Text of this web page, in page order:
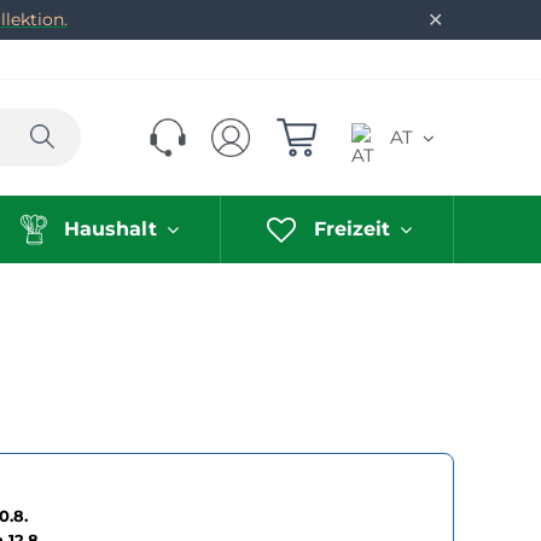
✕
Suchen AT
Haushalt Freizeit